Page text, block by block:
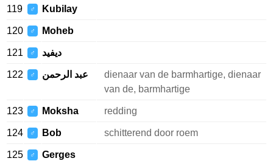
119 ♂ Kubilay
120 ♂ Moheb
121 ♂ ديفيد
122 ♂ عبد الرحمن
dienaar van de barmhartige, dienaar
van de, barmhartige
123 ♂ Moksha redding
124 ♂ Bob schitterend door roem
125 ♂ Gerges